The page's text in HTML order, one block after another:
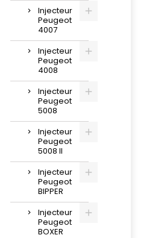
Injecteur
Peugeot
4007
Injecteur
Peugeot
4008
Injecteur
Peugeot
5008
Injecteur
Peugeot
5008 II
Injecteur
Peugeot
BIPPER
Injecteur
Peugeot
BOXER